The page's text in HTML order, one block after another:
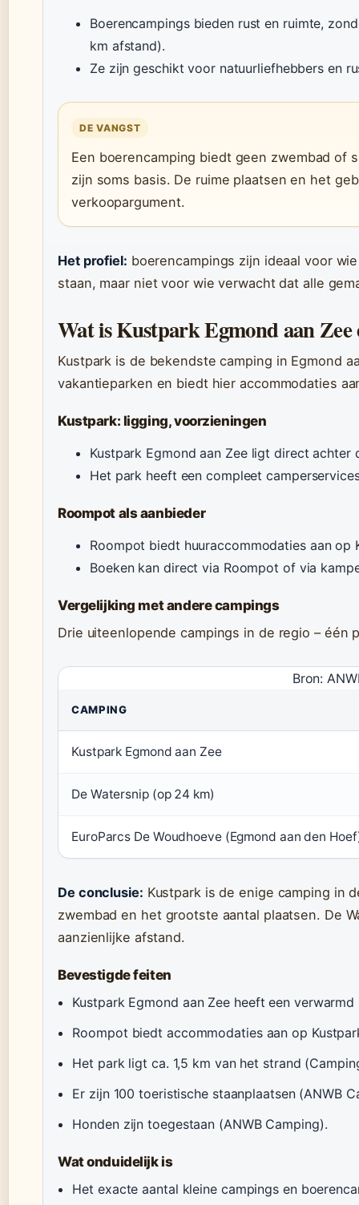
Boerencampings bieden rust en ruimte,
km afstand).
Ze zijn geschikt voor natuurliefhebbers en
DE VANGST
Een boerencamping biedt geen zwembad of
zijn soms basis. De ruime plaatsen en het
verkoopargument.
Het profiel: boerencampings zijn ideaal voor
staan, maar niet voor wie verwacht dat alle
Wat is Kustpark Egmond aan
Kustpark is de bekendste camping in Egmond
vakantieparken en biedt hier accommodaties
Kustpark: ligging, voorzieningen
Kustpark Egmond aan Zee ligt direct
Het park heeft een compleet
Roompot als aanbieder
Roompot biedt huuraccommodaties aan op
Boeken kan direct via Roompot of via
Vergelijking met andere campings
Drie uiteenlopende campings in de regio – één
CAMPING
Kustpark Egmond aan Zee
De Watersnip (op 24 km)
EuroParcs De Woudhoeve (Egmond aan den
Bron:
De conclusie: Kustpark is de enige camping in
zwembad en het grootste aantal plaatsen. De
aanzienlijke afstand.
Bevestigde feiten
Kustpark Egmond aan Zee heeft een
Roompot biedt accommodaties aan op
Het park ligt ca. 1,5 km van het strand
Er zijn 100 toeristische staanplaatsen (ANWB
Honden zijn toegestaan (ANWB Camping).
Wat onduidelijk is
Het exacte aantal kleine campings en